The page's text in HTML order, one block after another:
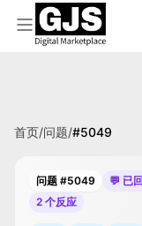
欢迎来到
首页/问题/#5049
问题 #5049 💬 已
2 个反应